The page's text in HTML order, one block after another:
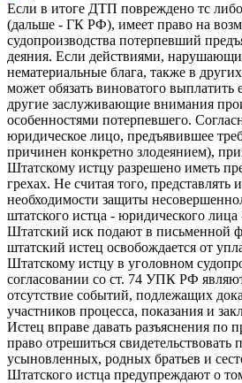
Если в итоге ДТП повреждено тс
(дальше - ГК РФ), имеет право на
судопроизводства потерпевший
деяния. Если действиями,
нематериальные блага, также в
может обязать виноватого
другие заслуживающие внимания
особенностями потерпевшего.
юридическое лицо, предъявившее
причинен конкретно злодеянием),
Штатскому истцу разрешено иметь
грехах. Не считая того,
необходимости защиты
штатского истца - юридического
Штатский иск подают в письменной
штатский истец освобождается от
Штатскому истцу в уголовном
согласовании со ст. 74 УПК РФ
отсутствие событий, подлежащих
участников процесса, показания и
Истец вправе давать разъяснения по
право отрешиться
усыновленных, родных братьев и
Штатского истца предупреждают о